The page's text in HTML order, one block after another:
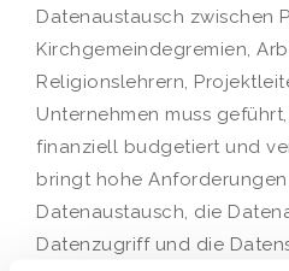
Datenaustausch zwischen
Kirchgemeindegremien,
Religionslehrern,
Unternehmen muss
finanziell budgetiert und
bringt hohe
Datenaustausch, die
Datenzugriff und die